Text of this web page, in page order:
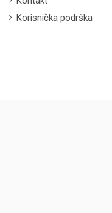
Korisnička podrška